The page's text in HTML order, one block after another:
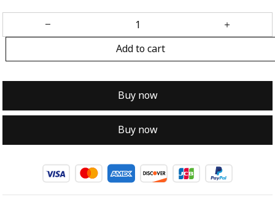
Add to cart
Buy now
Buy now